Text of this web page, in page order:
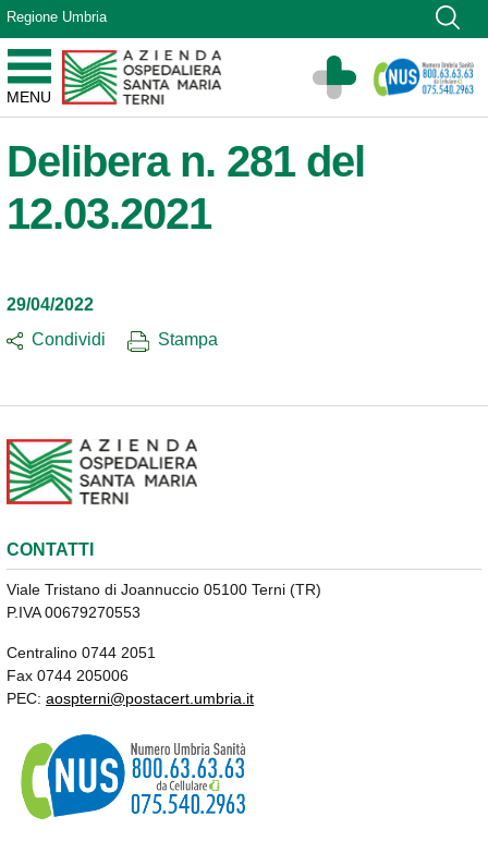
Vai ai contenuti
Vai al menu di navigazione
Vai al footer
Regione Umbria
MENU
Azienda Ospedaliera Santa Maria di Terni
Sito Istituzionale
Delibera n. 281 del
12.03.2021
29/04/2022
Condividi
Stampa
CONTATTI
Viale Tristano di Joannuccio 05100 Terni (TR)
P.IVA 00679270553
Centralino 0744 2051
Fax 0744 205006
PEC: aospterni@postacert.umbria.it